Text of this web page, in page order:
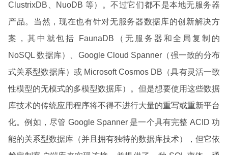
ClustrixDB、NuoDB 等）。不过它们都不是本地无服务器
产品。当然，现在也有针对无服务器数据库的创新解决方
案，其中就包括 FaunaDB（无服务器和全局复制的
NoSQL 数据库）、Google Cloud Spanner（强一致的分布
式关系型数据库）或 Microsoft Cosmos DB（具有灵活一致
性模型的无模式的多模型数据库）。但是想要使用这些数据
库技术的传统应用程序将不得不进行大量的重写或重新平台
化。例如，尽管 Google Spanner 是一个具有完整 ACID 功
能的关系型数据库（并且拥有独特的数据库技术），但它依